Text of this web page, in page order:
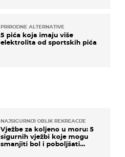
PRIRODNE ALTERNATIVE
5 pića koja imaju više
elektrolita od sportskih pića
NAJSIGURNIJI OBLIK REKREACIJE
Vježbe za koljeno u moru: 5
sigurnih vježbi koje mogu
smanjiti bol i poboljšati